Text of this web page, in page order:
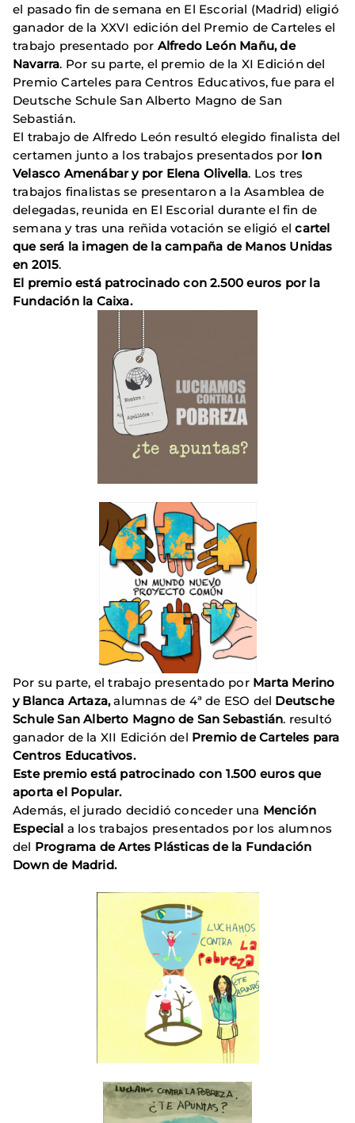
el pasado fin de semana en El Escorial (Madrid) eligió
ganador de la XXVI edición del Premio de Carteles el
trabajo presentado por Alfredo León Mañu, de
Navarra. Por su parte, el premio de la XI Edición del
Premio Carteles para Centros Educativos, fue para el
Deutsche Schule San Alberto Magno de San
Sebastián.
El trabajo de Alfredo León resultó elegido finalista del
certamen junto a los trabajos presentados por Ion
Velasco Amenábar y por Elena Olivella. Los tres
trabajos finalistas se presentaron a la Asamblea de
delegadas, reunida en El Escorial durante el fin de
semana y tras una reñida votación se eligió elcartel
que será la imagen de la campaña de Manos Unidas
en 2015.
El premio está patrocinado con 2.500 euros por la
Fundación la Caixa.
Por su parte, el trabajo presentado por Marta Merino
y Blanca Artaza,alumnas de 4ª de ESO del Deutsche
Schule San Alberto Magno de San Sebastián. resultó
ganador de la XII Edición del Premio de Carteles para
Centros Educativos.
Este premio está patrocinado con 1.500 euros que
aporta el Popular.
Además, el jurado decidió conceder una Mención
Especial a los trabajos presentados por los alumnos
del Programa de Artes Plásticas de la Fundación
Down de Madrid.